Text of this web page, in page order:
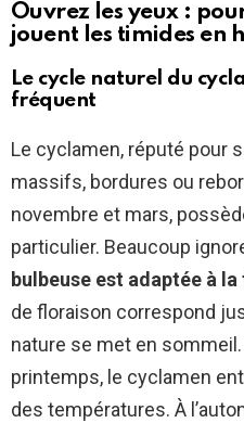
Ouvrez les yeux :
jouent les timides en
Le cycle naturel du
fréquent
Le cyclamen, réputé pour
massifs, bordures ou
novembre et mars,
particulier. Beaucoup
bulbeuse est adaptée à
de floraison correspond
nature se met en
printemps, le cyclamen
des températures. À